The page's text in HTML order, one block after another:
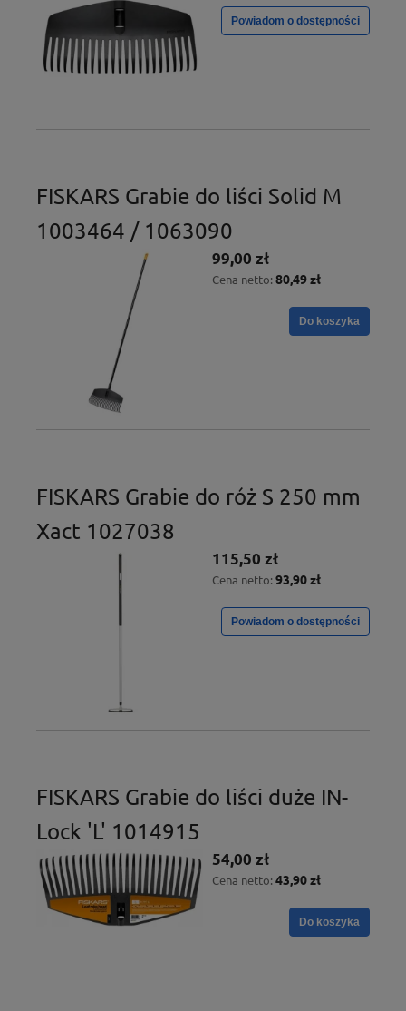
Powiadom o dostępności
FISKARS Grabie do liści Solid M
1003464 / 1063090
99,00 zł
Cena netto: 80,49 zł
Do koszyka
FISKARS Grabie do róż S 250 mm
Xact 1027038
115,50 zł
Cena netto: 93,90 zł
Powiadom o dostępności
FISKARS Grabie do liści duże IN-
Lock 'L' 1014915
54,00 zł
Cena netto: 43,90 zł
Do koszyka